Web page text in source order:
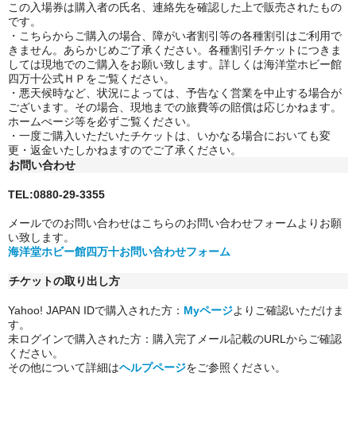
この入場券は購入者の氏名、連絡先を確認した上で販売されたもの
です。
・こちらからご購入の場合、障がい者割引等の各種割引はご利用で
きません。 あらかじめご了承ください。各種割引チケットにつきま
しては現地でのご購入をお願い致します。詳しくは海洋堂ホビー館
四万十公式ＨＰをご覧ください。
・悪天候時など、状況によっては、予告なく営業を中止する場合が
ございます。その場合、現地までの旅費等の賠償は応じかねます。
ホームぺージ等を必ずご覧ください。
・一度ご購入いただいたチケットは、いかなる場合においても変
更・返金いたしかねますのでご了承ください。
お問い合わせ
TEL:0880-29-3355
メールでのお問い合わせはこちらのお問い合わせフォームよりお願
い致します。
海洋堂ホビー館四万十お問い合わせフォーム
チケットの取り出し方
Yahoo! JAPAN IDで購入された方： Myページよりご確認いただけま
す。
未ログインで購入された方：購入完了メール記載のURLからご確認
ください。
その他について詳細はヘルプページをご参照ください。